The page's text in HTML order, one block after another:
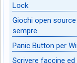
Lock
Giochi open
sempre
Panic Button per
Scrivere faccine